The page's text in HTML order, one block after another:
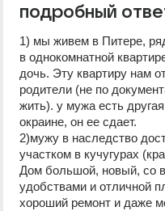
подробный
1) мы живем в Питере,
в однокомнатной
дочь. Эту квартиру нам
родители (не по
жить). у мужа есть
окраине, он ее сдает.
2)мужу в наследство
участком в кучугурах
Дом большой, новый, со
удобствами и отличной
хороший ремонт и даже